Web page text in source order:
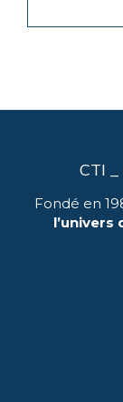
CTI
Fondé en
l’univers